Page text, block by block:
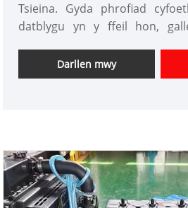
Tsieina. Gyda phrofiad
datblygu yn y ffeil hon,
cystadleuol gartref a thramor.
ffatri addasu Roots Blower yn
Darllen mwy